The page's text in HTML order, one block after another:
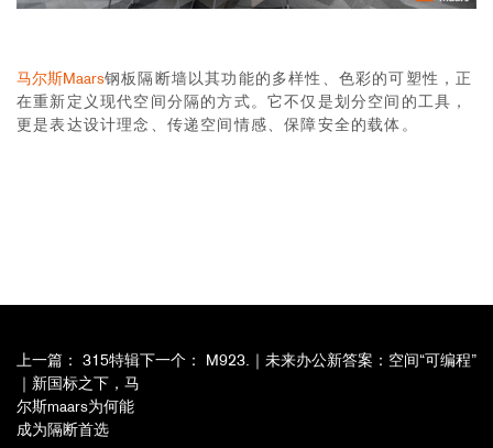
马尔斯Maars钢板隔断墙以其功能的多样性、色彩的可塑性，正
在重新定义现代空间分隔的方式。它不仅是划分空间的工具，
更是表达设计理念、传递空间情感、保障安全的载体。
帖
子
导
上一篇： 315特辑
｜新国标之下，马
尔斯maars为何能
成为隔断首选
下一个： M923.｜未来办公新答案：空间“可编程”